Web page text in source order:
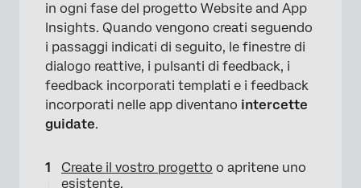
in ogni fase del progetto Website and App
Insights. Quando vengono creati seguendo
i passaggi indicati di seguito, le finestre di
dialogo reattive, i pulsanti di feedback, i
feedback incorporati templati e i feedback
incorporati nelle app diventano intercette
guidate.
Create il vostro progetto o apritene uno
esistente.